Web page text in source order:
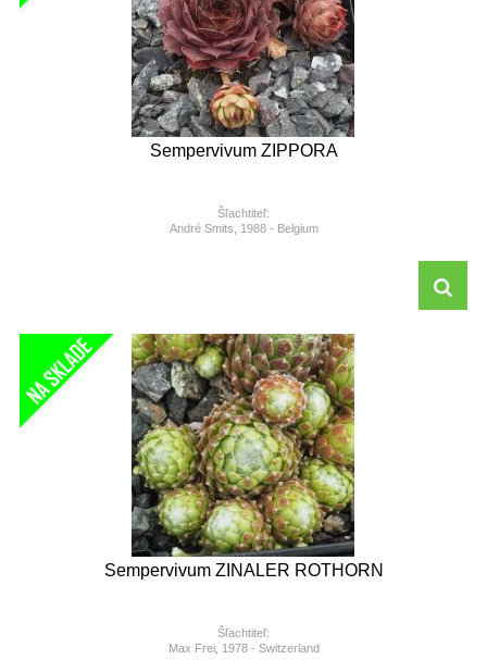
Sempervivum ZIPPORA
Šľachtiteľ:
André Smits, 1988 - Belgium
Sempervivum ZINALER ROTHORN
Šľachtiteľ:
Max Frei, 1978 - Switzerland